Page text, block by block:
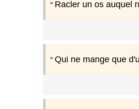
Racler un os auquel
Qui ne mange que